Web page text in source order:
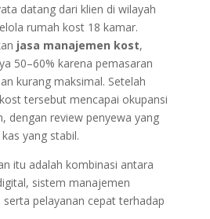
datang dari klien di wilayah
rumah kost 18 kamar.
jasa manajemen kost,
50–60% karena pemasaran
kurang maksimal. Setelah
tersebut mencapai okupansi
dengan review penyewa yang
yang stabil.
itu adalah kombinasi antara
sistem manajemen
pelayanan cepat terhadap